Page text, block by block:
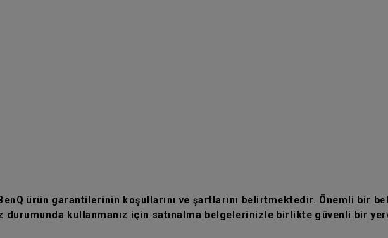
ürün garantilerinin koşullarını ve şartlarını belirtmektedir. Önemli bir
durumunda kullanmanız için satınalma belgelerinizle birlikte güvenli bir